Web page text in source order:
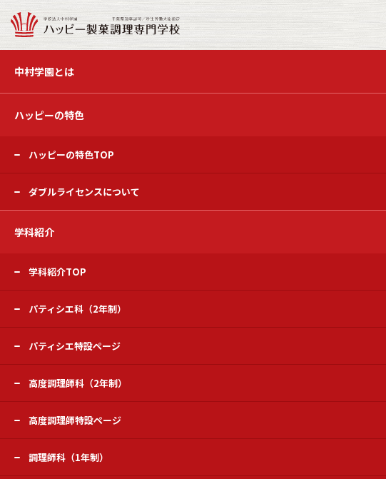
中村学園とは
ハッピーの特色
ハッピーの特色TOP
ダブルライセンスについて
学科紹介
学科紹介TOP
パティシエ科（2年制）
パティシエ特設ページ
高度調理師科（2年制）
高度調理師特設ページ
調理師科（1年制）